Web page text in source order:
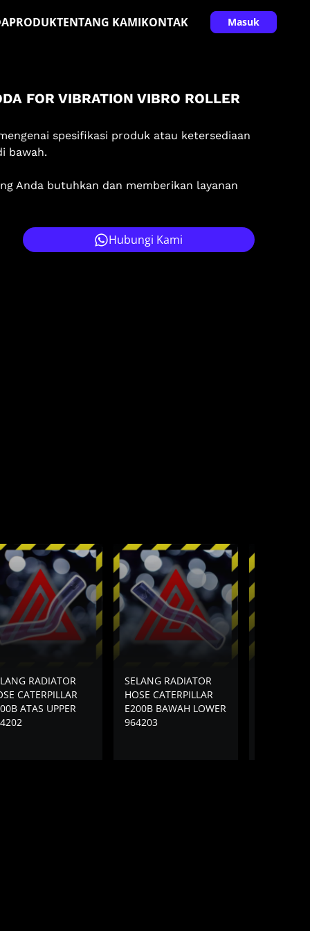
PRODUKTENTANG KAMIKONTAK Masuk
FOR VIBRATION VIBRO ROLLER
spesifikasi produk atau ketersediaan
bawah.
Anda butuhkan dan memberikan layanan
Hubungi Kami
RADIATOR
CATERPILLAR
ATAS UPPER
SELANG RADIATOR
HOSE CATERPILLAR
E200B BAWAH LOWER
964203